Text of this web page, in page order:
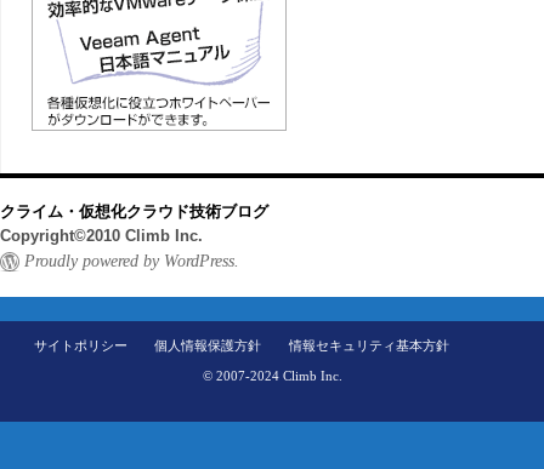
クライム・仮想化クラウド技術ブログ
Copyright©2010 Climb Inc.
Proudly powered by WordPress.
サイトポリシー 個人情報保護方針 情報セキュリティ基本方針
© 2007-2024 Climb Inc.